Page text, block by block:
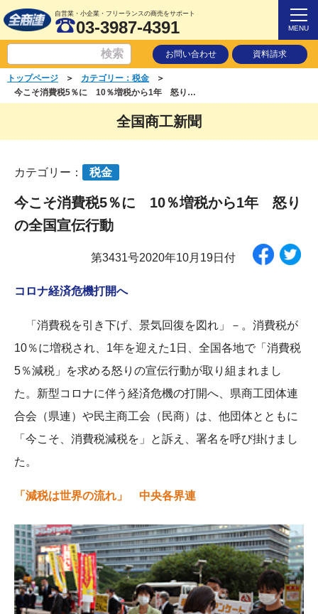
自営業・小企業・フリーランスの商売をサポート
03-3987-4391 MENU
お問い合わせ 資料請求
トップページ ＞ カテゴリー：税金
＞
今こそ消費税5％に 10％増税から1年 怒りの全国宣伝行動
全国商工新聞
カテゴリー： 税金
今こそ消費税5％に 10％増税から1年 怒り
の全国宣伝行動
第3431号2020年10月19日付
コロナ経済危機打開へ
「消費税を引き下げ、景気回復を図れ」－。消費税が
10％に増税され、1年を迎えた1日、全国各地で「消費税
5％減税」を求める怒りの宣伝行動が取り組まれまし
た。新型コロナに伴う経済危機の打開へ、県商工団体連
合会（県連）や民主商工会（民商）は、他団体とともに
「今こそ、消費税減税を」と訴え、署名を呼び掛けまし
た。
「減税は世界の流れ」 中央各界連